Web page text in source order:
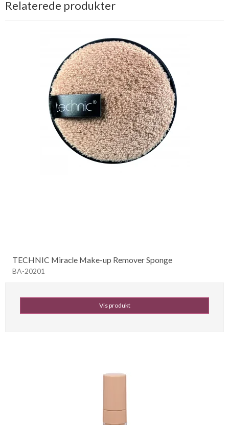
Relaterede produkter
TECHNIC Miracle Make-up Remover Sponge
BA-20201
Vis produkt